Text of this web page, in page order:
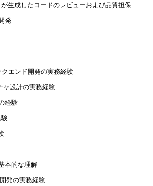
が生成したコードのレビューおよび品質担保
発
クエンド開発の実務経験
ャ設計の実務経験
経験
験
本的な理解
発の実務経験